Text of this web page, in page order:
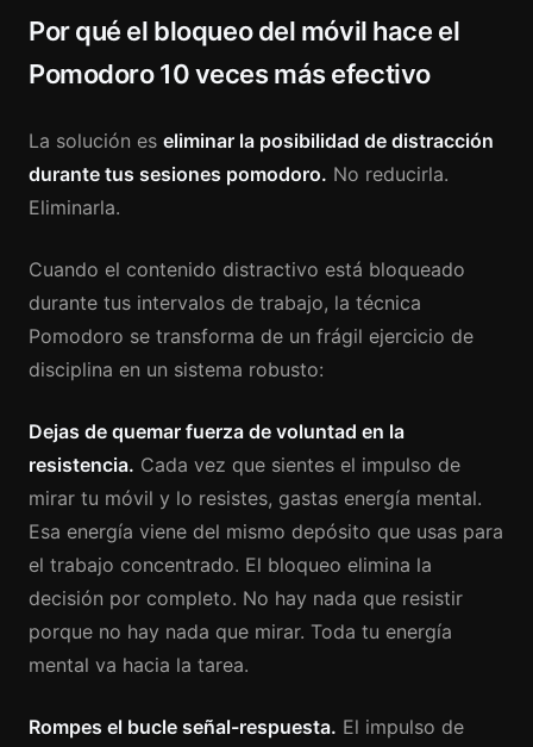
Por qué el bloqueo del móvil hace el
Pomodoro 10 veces más efectivo
La solución es eliminar la posibilidad de distracción
durante tus sesiones pomodoro. No reducirla.
Eliminarla.
Cuando el contenido distractivo está bloqueado
durante tus intervalos de trabajo, la técnica
Pomodoro se transforma de un frágil ejercicio de
disciplina en un sistema robusto:
Dejas de quemar fuerza de voluntad en la
resistencia. Cada vez que sientes el impulso de
mirar tu móvil y lo resistes, gastas energía mental.
Esa energía viene del mismo depósito que usas para
el trabajo concentrado. El bloqueo elimina la
decisión por completo. No hay nada que resistir
porque no hay nada que mirar. Toda tu energía
mental va hacia la tarea.
Rompes el bucle señal-respuesta. El impulso de